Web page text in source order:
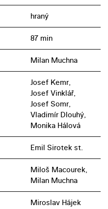
hraný
87 min
Milan Muchna
Josef Kemr,
Josef Vinklář,
Josef Somr,
Vladimír Dlouhý,
Monika Hálová
Emil Sirotek st.
Miloš Macourek,
Milan Muchna
Miroslav Hájek